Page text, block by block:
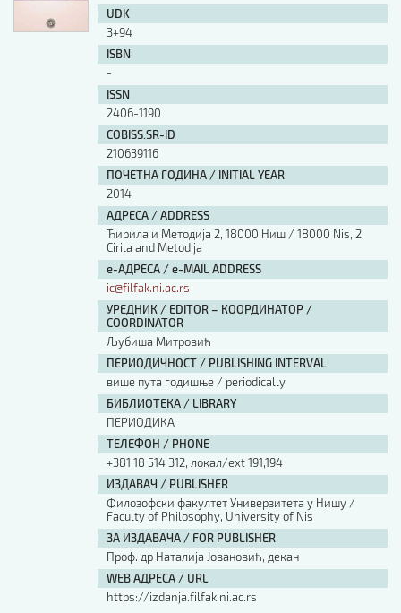
УПУТСТВА
Правилник о издавачкој делатности
Упутство ауторима
Упутство уредницима
Изјава о ауторству
Изјава о лектури
Изјава о коришћењу ауторског дела
Упутство за бирање лиценце
Уговор са аутором
Шаблон прве стране и импресума [B5, ћир]
Шаблон прве стране и импресума [B5, лат]
Шаблон прве стране и импресума [B5, енг]
Етички кодекс
ПРЕТРАГА ИЗДАЊА
Наслов или део наслова
АУТОР / AUTHOR
UDK
3+94
ISBN
-
ISSN
2406-1190
COBISS.SR-ID
210639116
ПОЧЕТНА ГОДИНА / INITIAL YEAR
2014
АДРЕСА / ADDRESS
Ћирила и Методија 2, 18000 Ниш / 18000 Nis, 2
Cirila and Metodija
е-АДРЕСА / e-MAIL ADDRESS
ic@filfak.ni.ac.rs
УРЕДНИК / EDITOR – КООРДИНАТОР /
COORDINATOR
Љубиша Митровић
ПЕРИОДИЧНОСТ / PUBLISHING INTERVAL
више пута годишње / periodically
БИБЛИОТЕКА / LIBRARY
ПЕРИОДИКА
ТЕЛЕФОН / PHONE
+381 18 514 312, локал/ext 191,194
ИЗДАВАЧ / PUBLISHER
Филозофски факултет Универзитета у Нишу /
Faculty of Philosophy, University of Nis
ЗА ИЗДАВАЧА / FOR PUBLISHER
Проф. др Наталија Јовановић, декан
WEB АДРЕСА / URL
https://izdanja.filfak.ni.ac.rs